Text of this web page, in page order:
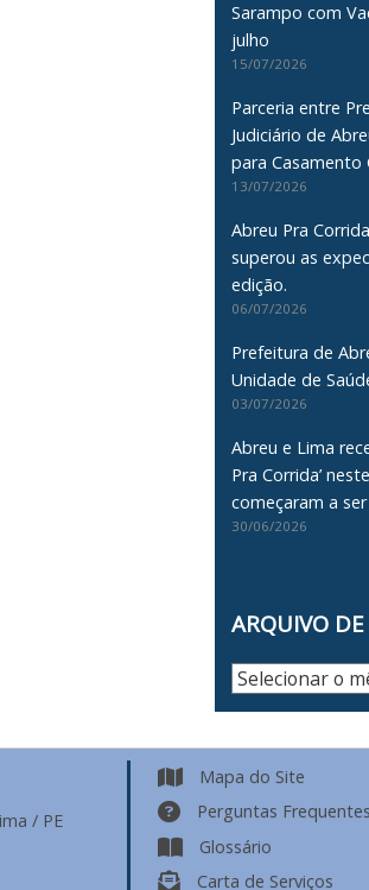
Sarampo com
julho
15/07/2026
Parceria entre
Judiciário de
para Casamento
13/07/2026
Abreu Pra
superou as
edição.
06/07/2026
Prefeitura de
Unidade de
03/07/2026
Abreu e Lima
Pra Corrida’
começaram a
30/06/2026
ARQUIVO
Arquivo
/ PE
Mapa do Site
Perguntas Frequentes
Glossário
Carta de Serviços